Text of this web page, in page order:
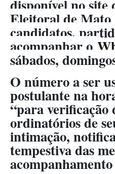
disponível no
Eleitoral de Mato
candidatos,
acompanhar o
sábados,
O número a ser
postulante na
“para verificação
ordinatórios de
intimação,
tempestiva das